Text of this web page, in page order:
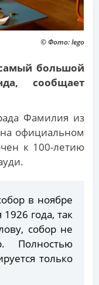
© Фото: lego
большой
сообщает
Фамилия из
официальном
к 100-летию
в ноябре
года, так
собор не
Полностью
только